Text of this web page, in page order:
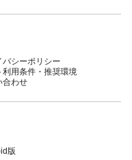
バシーポリシー
利用条件・推奨環境
合わせ
版